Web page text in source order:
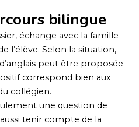
bilingue
échange avec la famille
l’élève. Selon la situation,
peut être proposée
correspond bien aux
collégien.
une question de
tenir compte de la